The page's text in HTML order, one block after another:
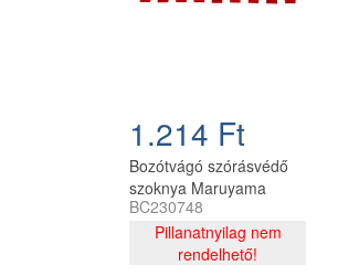
1.214 Ft
Bozótvágó szórásvédő
szoknya Maruyama
BC4320 pattintós
BC230748
Pillanatnyilag nem
rendelhető!